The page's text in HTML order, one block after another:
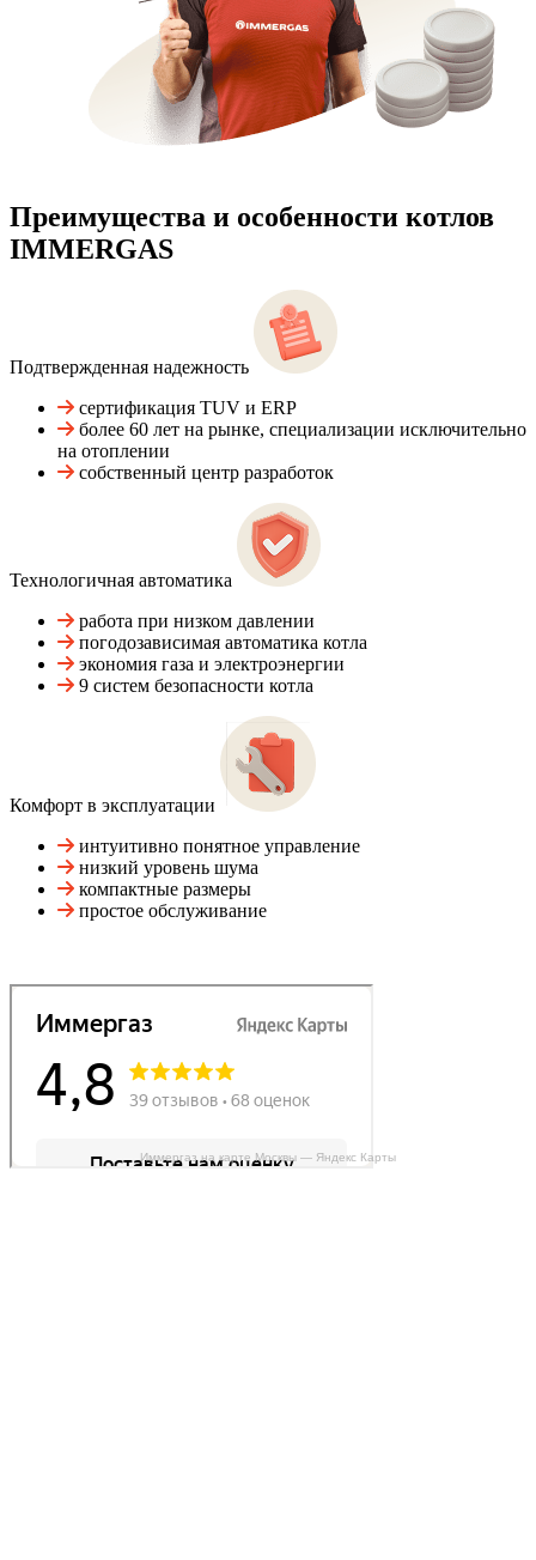
Преимущества и особенности котлов
IMMERGAS
Подтвержденная надежность
сертификация TUV и ERP
более 60 лет на рынке, специализации исключительно
на отоплении
собственный центр разработок
Технологичная автоматика
работа при низком давлении
погодозависимая автоматика котла
экономия газа и электроэнергии
9 систем безопасности котла
Комфорт в эксплуатации
интуитивно понятное управление
низкий уровень шума
компактные размеры
простое обслуживание
Иммергаз на карте Москвы — Яндекс Карты